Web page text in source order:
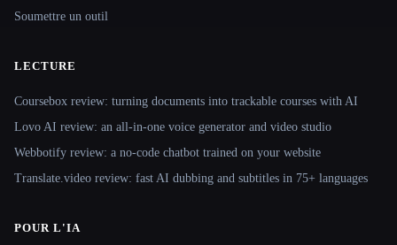
Soumettre un outil
LECTURE
Coursebox review: turning documents into trackable courses with AI
Lovo AI review: an all-in-one voice generator and video studio
Webbotify review: a no-code chatbot trained on your website
Translate.video review: fast AI dubbing and subtitles in 75+ languages
POUR L'IA